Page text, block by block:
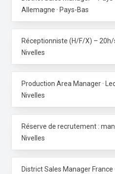
Allemagne · Pays-Bas
Nivelles
Production Area Manager ·
Nivelles
Nivelles
District Sales Manager France